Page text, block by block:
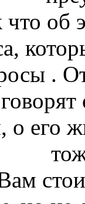
что об
.
о его